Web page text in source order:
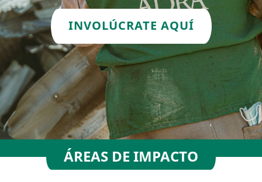
INVOLÚCRATE AQUÍ
ÁREAS DE IMPACTO